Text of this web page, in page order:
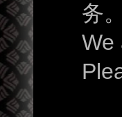
务。
We